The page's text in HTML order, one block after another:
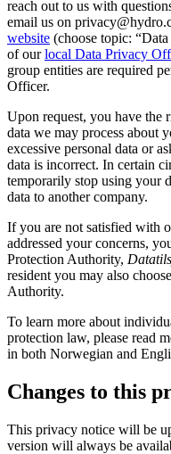
reach out to us with
email us on
website (choose topic:
of ourlocal Data Privacy
group entities are required
Officer.
Upon request, you have the
data we may process about
excessive personal data or
data is incorrect. In certain
temporarily stop using your
data to another company.
If you are not satisfied with
addressed your concerns,
Protection Authority,
resident you may also
Authority.
To learn more about
protection law, please read
in both Norwegian and
Changes to this
This privacy notice will be
version will always be